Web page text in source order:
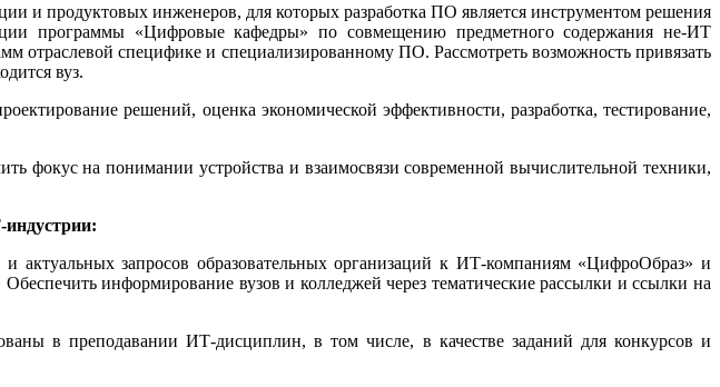
и продуктовых инженеров, для которых разработка ПО является инструментом решения
программы «Цифровые кафедры» по совмещению предметного содержания не-ИТ
отраслевой специфике и специализированному ПО. Рассмотреть возможность привязать
вуз.
решений, оценка экономической эффективности, разработка, тестирование,
фокус на понимании устройства и взаимосвязи современной вычислительной техники,
актуальных запросов образовательных организаций к ИТ-компаниям «ЦифроОбраз» и
информирование вузов и колледжей через тематические рассылки и ссылки на
в преподавании ИТ-дисциплин, в том числе, в качестве заданий для конкурсов и